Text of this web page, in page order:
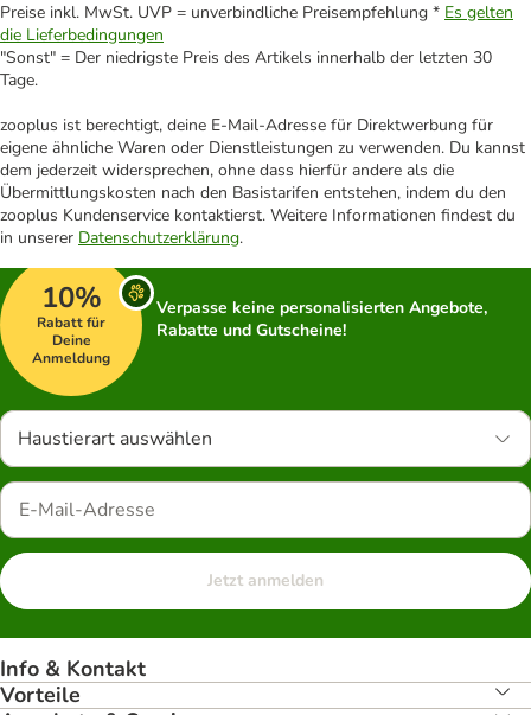
Preise inkl. MwSt. UVP = unverbindliche Preisempfehlung * Es gelten
die Lieferbedingungen
"Sonst" = Der niedrigste Preis des Artikels innerhalb der letzten 30
Tage.
zooplus ist berechtigt, deine E-Mail-Adresse für Direktwerbung für
eigene ähnliche Waren oder Dienstleistungen zu verwenden. Du kannst
dem jederzeit widersprechen, ohne dass hierfür andere als die
Übermittlungskosten nach den Basistarifen entstehen, indem du den
zooplus Kundenservice kontaktierst. Weitere Informationen findest du
in unserer Datenschutzerklärung.
10%
Rabatt für
Deine
Anmeldung
Verpasse keine personalisierten Angebote,
Rabatte und Gutscheine!
Haustierart auswählen
Jetzt anmelden
Info & Kontakt
Vorteile